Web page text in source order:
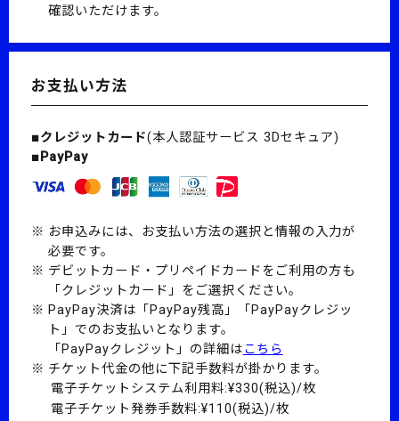
確認いただけます。
お支払い方法
■クレジットカード(本人認証サービス 3Dセキュア)
■PayPay
お申込みには、お支払い方法の選択と情報の入力が
必要です。
デビットカード・プリペイドカードをご利用の方も
「クレジットカード」をご選択ください。
PayPay決済は「PayPay残高」「PayPayクレジッ
ト」でのお支払いとなります。
「PayPayクレジット」の詳細はこちら
チケット代金の他に下記手数料が掛かります。
電子チケットシステム利用料:¥330(税込)/枚
電子チケット発券手数料:¥110(税込)/枚